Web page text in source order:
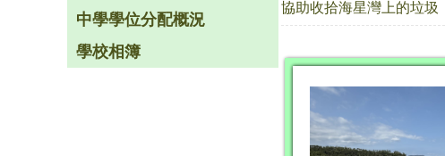
中學學位分配概況
學校相簿
協助收拾海星灣上的垃圾